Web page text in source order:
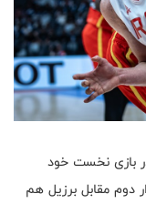
بازی نخست خود
دوم مقابل برزیل هم